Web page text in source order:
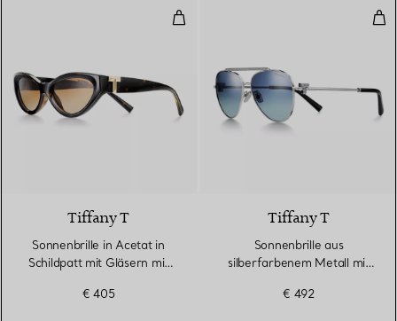
Sonnenbrille in Acetat in
Tiffany T
Sonnenbrille in Acetat in
Schildpatt mit Gläsern mit
€ 405
Tiffany T
Sonnenbrille aus
silberfarbenem Metall mit
Tiffany Blue®
€ 492